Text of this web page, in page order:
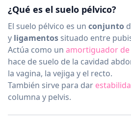
¿Qué es el suelo pélvico?
El suelo pélvico es un conjunto
y ligamentos situado entre
Actúa como un amortiguador de
hace de suelo de la cavidad
la vagina, la vejiga y el recto.
También sirve para dar
columna y pelvis.